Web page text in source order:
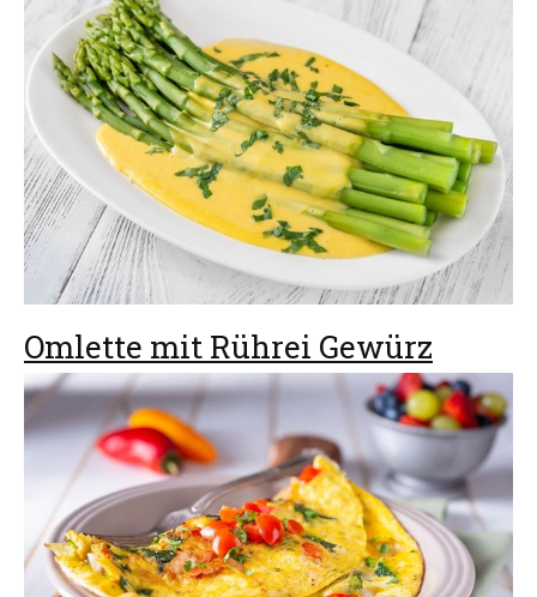
Omlette mit Rührei Gewürz